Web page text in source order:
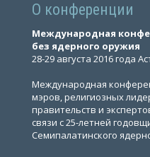
О конференции
Международная
без ядерного оружия
28-29 августа 2016 года
Международная
мэров, религиозных
правительств и
связи с 25-летней
Семипалатинского